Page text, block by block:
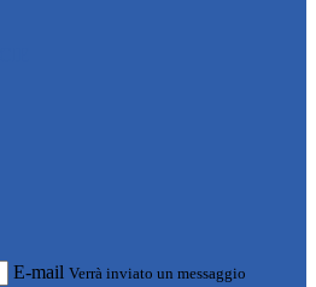
E-mail Verrà inviato un messaggio